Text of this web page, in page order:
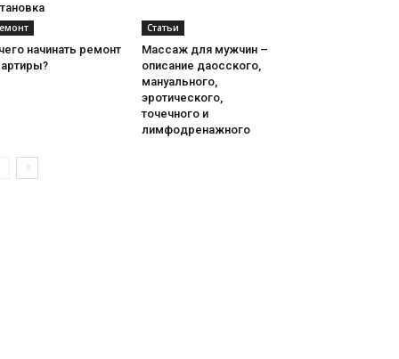
начинать ремонт
Статьи
Массаж для мужчин –
описание даосского,
мануального,
эротического,
точечного и
лимфодренажного